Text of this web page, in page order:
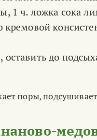
1 ч. ложка сока
кремовой
до
поры,